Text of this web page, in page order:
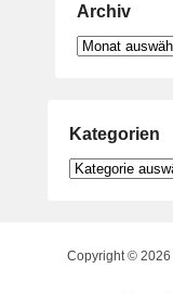
Archiv
Archiv
Kategorien
Kategorien
Copyright © 2026